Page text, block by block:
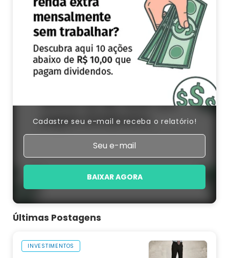
Cadastre seu e-mail e receba o relatório!
BAIXAR AGORA
Últimas Postagens
INVESTIMENTOS